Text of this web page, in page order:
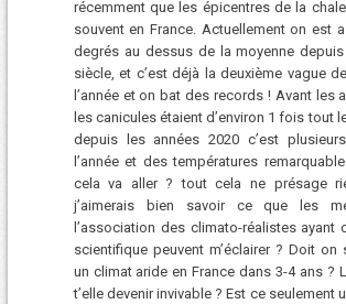
récemment que les épicentres de la
souvent en France. Actuellement on est
degrés au dessus de la moyenne
siècle, et c’est déjà la deuxième vague
l’année et on bat des records ! Avant les
les canicules étaient d’environ 1 fois tout
depuis les années 2020 c’est
l’année et des températures
cela va aller ? tout cela ne présage
j’aimerais bien savoir ce que les
l’association des climato-réalistes ayant
scientifique peuvent m’éclairer ? Doit on
un climat aride en France dans 3-4 ans ?
t’elle devenir invivable ? Est ce seulement